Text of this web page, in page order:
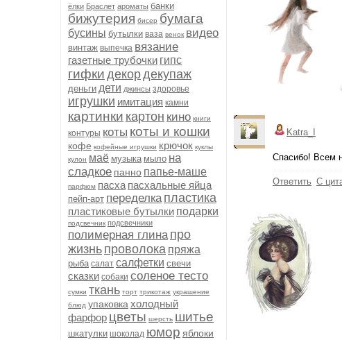
ёлки Браслет ароматы банки
бижутерия бисер бумага
бусины бутылки ваза венок видео
винтаж выпечка вязание
газетные трубочки гипс
гифки декордекупаж
деньги дети джинсы здоровье
игрушки имитация камни
картинки картон кино книги
контуры коты коты и кошки
кофе кофейные игрушки крючок куклы
кулон маё музыка мыло на
сладкое панно папье-маше
парфюм пасха пасхальные яйца
пейп-арт переделка пластика
пластиковые бутылки подарки
подсвечник подсвечники
полимерная глина про
жизнь проволока пряжа
рыба салат салфетки свечи
сказки собаки соленое тесто
сумки ткань торт трикотаж украшение
блюд упаковка холодный
фарфор цветы шерсть шитье
шкатулки шоколад юмор яблоки
Katra_I
Спасибо! Всем
Ответить С